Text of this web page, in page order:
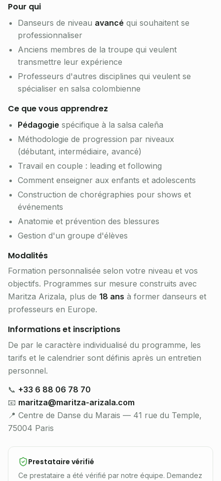
Pour qui
Danseurs de niveau avancé qui souhaitent se
professionnaliser
Anciens membres de la troupe qui veulent
transmettre leur expérience
Professeurs d'autres disciplines qui veulent se
spécialiser en salsa colombienne
Ce que vous apprendrez
Pédagogie spécifique à la salsa caleña
Méthodologie de progression par niveaux
(débutant, intermédiaire, avancé)
Travail en couple : leading et following
Comment enseigner aux enfants et adolescents
Construction de chorégraphies pour shows et
événements
Anatomie et prévention des blessures
Gestion d'un groupe d'élèves
Modalités
Formation personnalisée selon votre niveau et vos
objectifs. Programmes sur mesure construits avec
Maritza Arizala, plus de 18 ans à former danseurs et
professeurs en Europe.
Informations et inscriptions
De par le caractère individualisé du programme, les
tarifs et le calendrier sont définis après un entretien
personnel.
📞 +33 6 88 06 78 70
📧 maritza@maritza-arizala.com
📍 Centre de Danse du Marais — 41 rue du Temple,
75004 Paris
Prestataire vérifié
Ce prestataire a été vérifié par notre équipe. Demandez